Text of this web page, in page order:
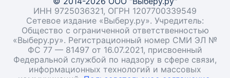
ИНН 9725036321, ОГРН 1207700339549
Сетевое издание «Выберу.ру». Учредитель:
Общество с ограниченной ответственностью
«Выберу.ру». Регистрационный номер СМИ ЭЛ №
ФС 77 — 81497 от 16.07.2021, присвоенный
Федеральной службой по надзору в сфере связи,
информационных технологий и массовых